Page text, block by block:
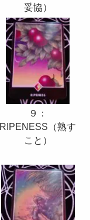
妥協）
９：
RIPENESS（熟す
こと）